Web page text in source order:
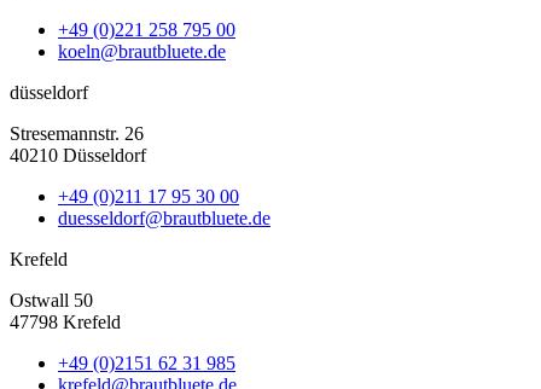
+49 (0)221 258 795 00
koeln@brautbluete.de
düsseldorf
Stresemannstr. 26
40210 Düsseldorf
+49 (0)211 17 95 30 00
duesseldorf@brautbluete.de
Krefeld
Ostwall 50
47798 Krefeld
+49 (0)2151 62 31 985
krefeld@brautbluete.de